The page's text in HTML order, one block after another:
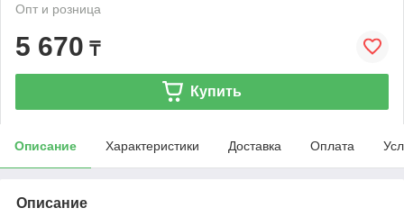
Опт и розница
5 670 ₸
Купить
Описание Характеристики Доставка Оплата
Описание